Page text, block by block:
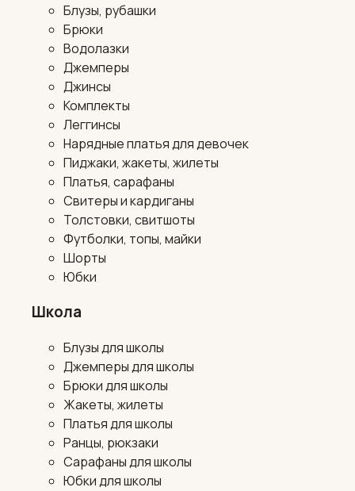
Блузы, рубашки
Брюки
Водолазки
Джемперы
Джинсы
Комплекты
Леггинсы
Нарядные платья для девочек
Пиджаки, жакеты, жилеты
Платья, сарафаны
Свитеры и кардиганы
Толстовки, свитшоты
Футболки, топы, майки
Шорты
Юбки
Школа
Блузы для школы
Джемперы для школы
Брюки для школы
Жакеты, жилеты
Платья для школы
Ранцы, рюкзаки
Сарафаны для школы
Юбки для школы